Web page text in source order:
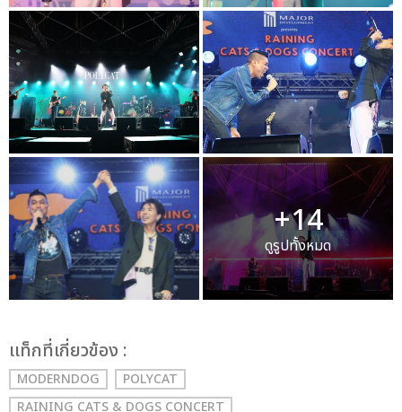
+14
ดูรูปทั้งหมด
เเท็กที่เกี่ยวข้อง :
MODERNDOG
POLYCAT
RAINING CATS & DOGS CONCERT